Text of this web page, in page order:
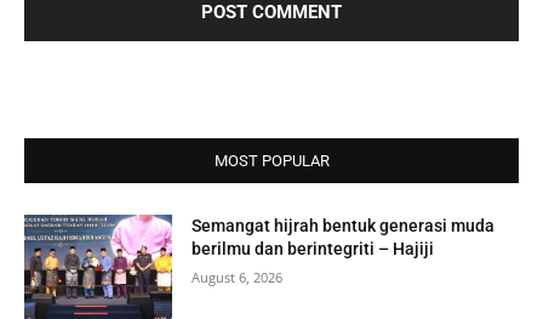
MOST POPULAR
Semangat hijrah bentuk generasi muda
berilmu dan berintegriti – Hajiji
August 6, 2026